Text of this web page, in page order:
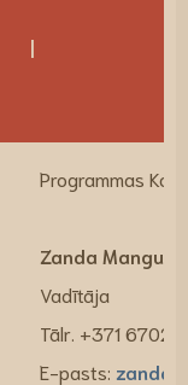
Programmas
Zanda Mangule
Vadītāja
Tālr. +371
E-pasts: